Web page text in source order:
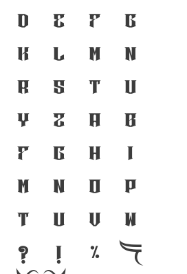
D E F
G
K L M
N
R S T
U
Y Z a
b
f g h
i
m n o
p
t u v
w
? ! % (